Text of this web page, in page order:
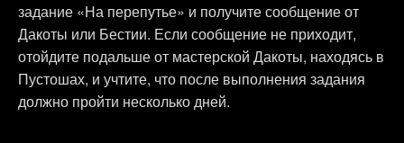
задание «На перепутье» и получите сообщение от
Дакоты или Бестии. Если сообщение не приходит,
отойдите подальше от мастерской Дакоты, находясь в
Пустошах, и учтите, что после выполнения задания
должно пройти несколько дней.